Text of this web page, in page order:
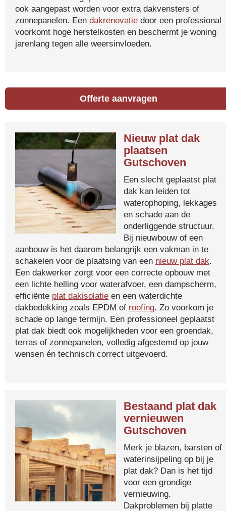
ook aangepast worden voor extra dakvensters of
zonnepanelen. Een dakrenovatie door een professional
voorkomt hoge herstelkosten en beschermt je woning
jarenlang tegen alle weersinvloeden.
Offerte aanvragen
Nieuw plat dak
plaatsen
Gutschoven
Een slecht geplaatst plat
dak kan leiden tot
waterophoping, lekkages
en schade aan de
onderliggende structuur.
Bij nieuwbouw of een
aanbouw is het daarom belangrijk een vakman in te
schakelen voor de plaatsing van een nieuw plat dak.
Een dakwerker zorgt voor een correcte opbouw met
een lichte helling voor waterafvoer, een dampscherm,
efficiënte plat dakisolatie en een waterdichte
dakbedekking zoals EPDM of roofing. Zo voorkom je
schade op lange termijn. Een professioneel geplaatst
plat dak biedt ook mogelijkheden voor een groendak,
terras of zonnepanelen, volledig afgestemd op jouw
wensen én technisch correct uitgevoerd.
Bestaand plat dak
vernieuwen
Gutschoven
Merk je blazen, barsten of
waterinsijpeling op bij je
plat dak? Dan is het tijd
voor een grondige
vernieuwing.
Dakproblemen bij platte